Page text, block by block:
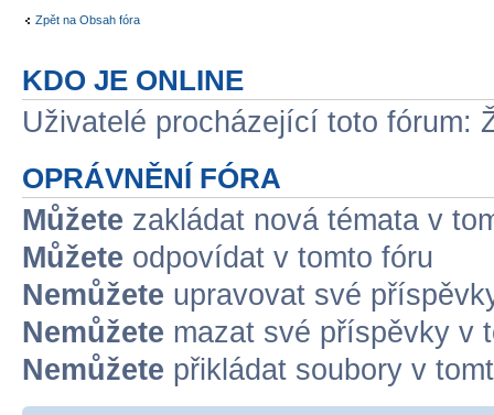
Zpět na Obsah fóra
KDO JE ONLINE
Uživatelé procházející toto fórum:
OPRÁVNĚNÍ FÓRA
Můžete zakládat nová témata v
Můžete odpovídat v tomto fóru
Nemůžete upravovat své
Nemůžete mazat své příspěvky v
Nemůžete přikládat soubory v